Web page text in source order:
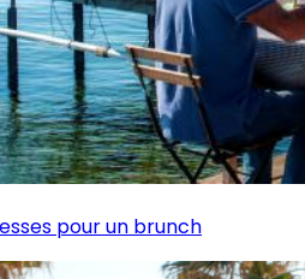
pour un brunch